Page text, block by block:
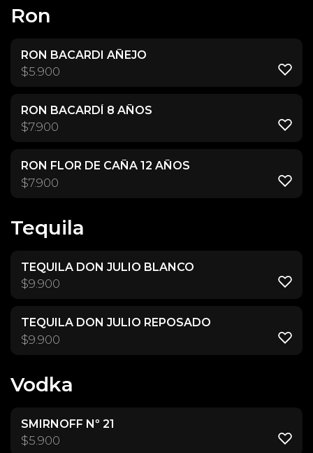
Ron
RON BACARDI AÑEJO
$5.900
RON BACARDÍ 8 AÑOS
$7.900
RON FLOR DE CAÑA 12 AÑOS
$7.900
Tequila
TEQUILA DON JULIO BLANCO
$9.900
TEQUILA DON JULIO REPOSADO
$9.900
Vodka
SMIRNOFF Nº 21
$5.900